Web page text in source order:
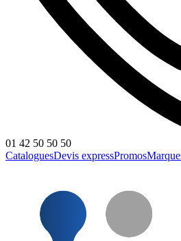
01 42 50 50 50
CataloguesDevis expressPromos